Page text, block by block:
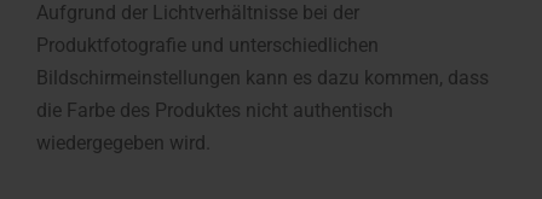
Aufgrund der Lichtverhältnisse bei der
Produktfotografie und unterschiedlichen
Bildschirmeinstellungen kann es dazu kommen, dass
die Farbe des Produktes nicht authentisch
wiedergegeben wird.